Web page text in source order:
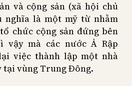
và cộng sản (xã hội chủ
nghĩa là một mỹ từ nhằm
chức cộng sản đứng bên
vậy mà các nước Ả Rập
việc thành lập một nhà
tại vùng Trung Đông.